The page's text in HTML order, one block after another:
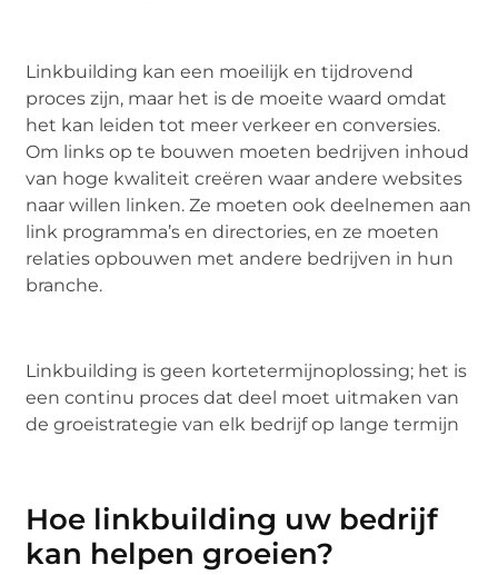
Linkbuilding kan een moeilijk en tijdrovend
proces zijn, maar het is de moeite waard omdat
het kan leiden tot meer verkeer en conversies.
Om links op te bouwen moeten bedrijven inhoud
van hoge kwaliteit creëren waar andere websites
naar willen linken. Ze moeten ook deelnemen aan
link programma’s en directories, en ze moeten
relaties opbouwen met andere bedrijven in hun
branche.
Linkbuilding is geen kortetermijnoplossing; het is
een continu proces dat deel moet uitmaken van
de groeistrategie van elk bedrijf op lange termijn
Hoe linkbuilding uw bedrijf
kan helpen groeien?